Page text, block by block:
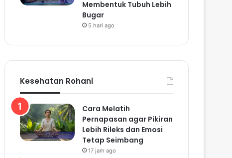
Membentuk Tubuh Lebih
Bugar
5 hari ago
Kesehatan Rohani
Cara Melatih
Pernapasan agar Pikiran
Lebih Rileks dan Emosi
Tetap Seimbang
17 jam ago